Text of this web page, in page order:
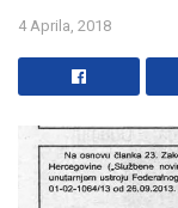
4 Aprila, 2018